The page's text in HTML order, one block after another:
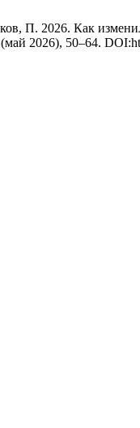
П. 2026. Как
2026), 50–64.